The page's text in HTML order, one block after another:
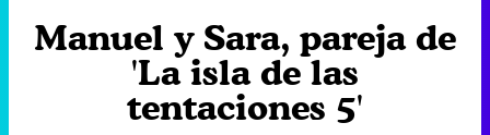
Manuel y Sara, pareja de
'La isla de las
tentaciones 5'